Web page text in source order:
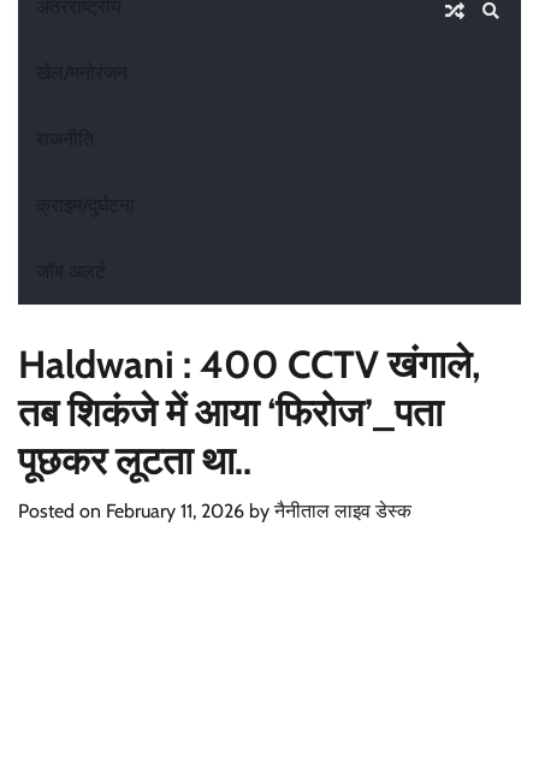
अंतरराष्ट्रीय
खेल/मनोरंजन
राजनीति
क्राइम/दुर्घटना
जॉब अलर्ट
Haldwani : 400 CCTV खंगाले,
तब शिकंजे में आया ‘फिरोज’_पता
पूछकर लूटता था..
Posted on February 11, 2026 byनैनीताल लाइव डेस्क